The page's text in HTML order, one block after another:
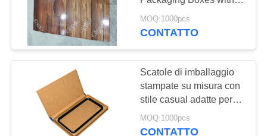
GIRO
FABBRICA
CONTROLLO
Accepted Custom Logo
Printing
MOQ:1000pcs
CONTATTO
Scatole di imballaggio
stampate su misura con
stile casual adatte per
l'imballaggio di prodotti
di uso quotidiano
MOQ:1000pcs
CONTATTO